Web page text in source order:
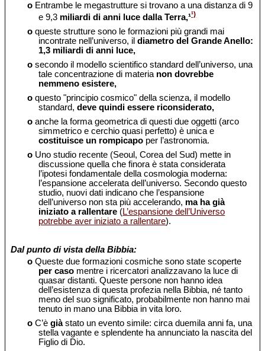
o Entrambe le megastrutture si trovano a una distanza di 9
e 9,3 miliardi di anni luce dalla Terra,¹¹)
o queste strutture sono le formazioni più grandi mai
incontrate nell’universo, ildiametro del Grande Anello:
1,3 miliardi di anni luce,
o secondo il modello scientifico standard dell’universo, una
tale concentrazione di materia non dovrebbe
nemmeno esistere,
o questo "principio cosmico" della scienza, il modello
standard,deve quindi essere riconsiderato,
o anche la forma geometrica di questi due oggetti (arco
simmetrico e cerchio quasi perfetto) è unica e
costituisce un rompicapo per l’astronomia.
o Uno studio recente (Seoul, Corea del Sud) mette in
discussione quella che finora è stata considerata
l’ipotesi fondamentale della cosmologia moderna:
l’espansione accelerata dell’universo. Secondo questo
studio, nuovi dati indicano che l’espansione
dell’universo non sta più accelerando, ma ha già
iniziato a rallentare (L’espansione dell’Universo
potrebbe aver iniziato a rallentare).
Dal punto di vista della Bibbia:
o Queste due formazioni cosmiche sono state scoperte
per caso mentre i ricercatori analizzavano la luce di
quasar distanti. Queste persone non hanno idea
dell’esistenza di questa profezia nella Bibbia, né tanto
meno del suo significato, probabilmente non hanno mai
tenuto in mano una Bibbia in vita loro.
o C’ègiàstato un evento simile: circa duemila anni fa, una
stella vagante e splendente ha annunciato la nascita del
Figlio di Dio.